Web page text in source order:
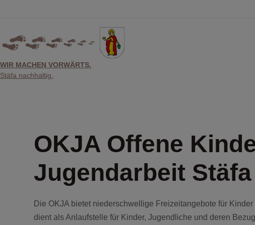
content
WIR MACHEN VORWÄRTS.
Stäfa nachhaltig.
OKJA Offene
Jugendarbeit Stäfa
Die OKJA bietet niederschwellige Freizeitangebote für
dient als Anlaufstelle für Kinder, Jugendliche und deren